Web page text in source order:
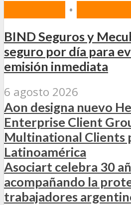
•
BIND Seguros y
seguro por día para
emisión inmediata
6 agosto 2026
Aon designa nuevo
Enterprise Client
Multinational Clients
Latinoamérica
Asociart celebra 30
acompañando la
trabajadores